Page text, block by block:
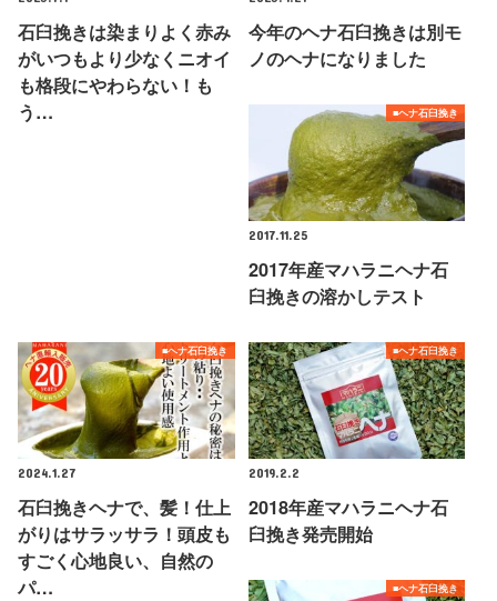
石臼挽きは染まりよく赤み
がいつもより少なくニオイ
も格段にやわらない！も
う…
今年のヘナ石臼挽きは別モ
ノのヘナになりました
■ヘナ石臼挽き
2017.11.25
2017年産マハラニヘナ石
臼挽きの溶かしテスト
■ヘナ石臼挽き
2024.1.27
石臼挽きヘナで、髪！仕上
がりはサラッサラ！頭皮も
すごく心地良い、自然の
パ…
■ヘナ石臼挽き
2019.2.2
2018年産マハラニヘナ石
臼挽き発売開始
■ヘナ石臼挽き